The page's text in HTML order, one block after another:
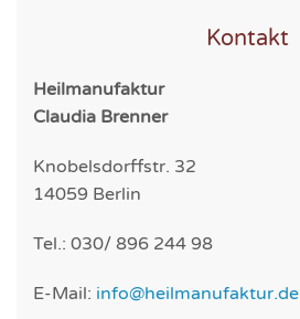
Kontakt
Heilmanufaktur
Claudia Brenner
Knobelsdorffstr. 32
14059 Berlin
Tel.: 030/ 896 244 98
E-Mail: info@heilmanufaktur.de